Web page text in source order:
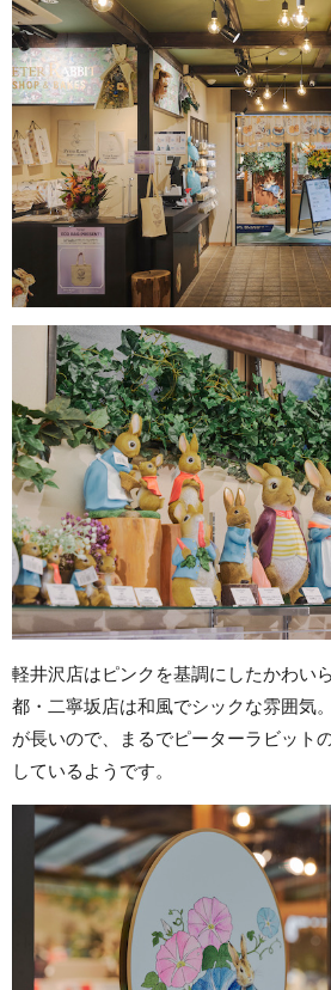
軽井沢店はピンクを基調にしたかわい
都・二寧坂店は和風でシックな雰囲気
が長いので、まるでピーターラビット
しているようです。